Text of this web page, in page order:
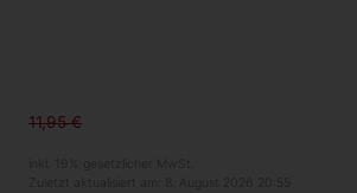
11,95 €